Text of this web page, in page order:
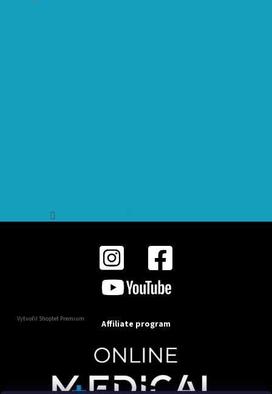
Vytvořil Shoptet Premium Affiliate program